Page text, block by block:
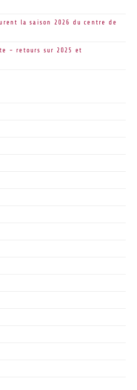
la saison 2026 du centre de
– retours sur 2025 et